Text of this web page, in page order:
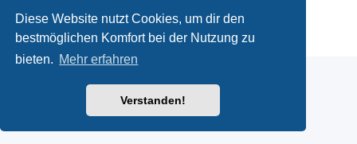
Diese Website nutzt Cookies, um dir den
bestmöglichen Komfort bei der Nutzung zu
bieten. Mehr erfahren
Verstanden!
Powered by phpBB
® Forum Software © phpBB Limited
Deutsche Übersetzung durch
Datenschutz|Nutzungsbedingungen